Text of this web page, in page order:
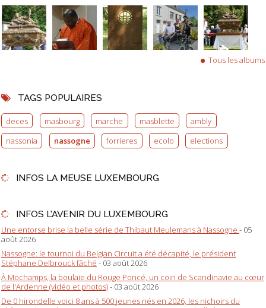
Tous les albums
TAGS POPULAIRES
deces masbourg marche masblette
ambly
nassonia
nassogne forrieres ecolo elections
INFOS LA MEUSE LUXEMBOURG
INFOS L'AVENIR DU LUXEMBOURG
Une entorse brise la belle série de Thibaut Meulemans à Nassogne - 05
août 2026
Nassogne: le tournoi du Belgian Circuit a été décapité, le président
Stéphane Delbrouck fâché - 03 août 2026
À Mochamps, la boulaie du Rouge Poncé, un coin de Scandinavie au cœur
de l'Ardenne (vidéo et photos)- 03 août 2026
De 0 hirondelle voici 8 ans à 500 jeunes nés en 2026, les nichoirs du